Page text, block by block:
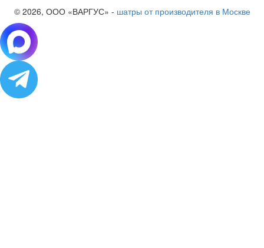
© 2026, ООО «ВАРГУС» - шатры от производителя в Москве